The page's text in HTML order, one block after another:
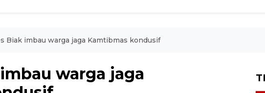
Biak imbau warga jaga Kamtibmas kondusif
warga jaga